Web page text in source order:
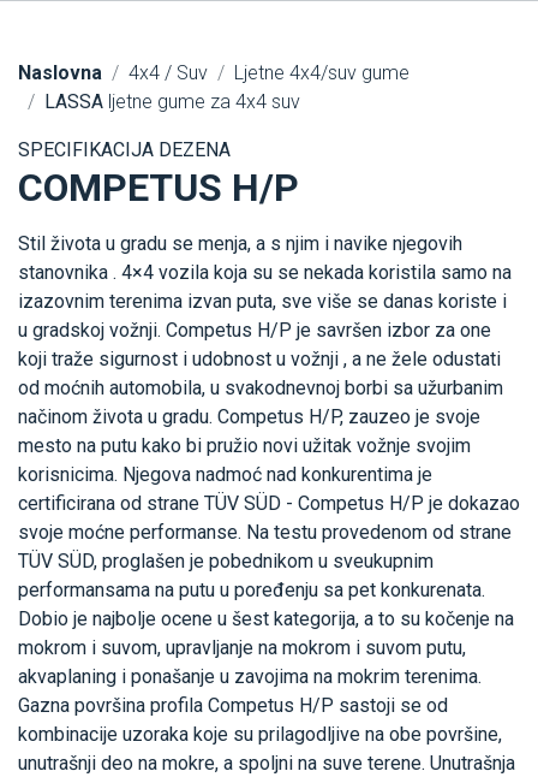
Naslovna 4x4 / Suv
Ljetne 4x4/suv gume
LASSA ljetne gume za 4x4 suv
SPECIFIKACIJA DEZENA
COMPETUS H/P
Stil života u gradu se menja, a s njim i navike njegovih
stanovnika . 4×4 vozila koja su se nekada koristila samo na
izazovnim terenima izvan puta, sve više se danas koriste i
u gradskoj vožnji. Competus H/P je savršen izbor za one
koji traže sigurnost i udobnost u vožnji , a ne žele odustati
od moćnih automobila, u svakodnevnoj borbi sa užurbanim
načinom života u gradu. Competus H/P, zauzeo je svoje
mesto na putu kako bi pružio novi užitak vožnje svojim
korisnicima. Njegova nadmoć nad konkurentima je
certificirana od strane TÜV SÜD - Competus H/P je dokazao
svoje moćne performanse. Na testu provedenom od strane
TÜV SÜD, proglašen je pobednikom u sveukupnim
performansama na putu u poređenju sa pet konkurenata.
Dobio je najbolje ocene u šest kategorija, a to su kočenje na
mokrom i suvom, upravljanje na mokrom i suvom putu,
akvaplaning i ponašanje u zavojima na mokrim terenima.
Gazna površina profila Competus H/P sastoji se od
kombinacije uzoraka koje su prilagodljive na obe površine,
unutrašnji deo na mokre, a spoljni na suve terene. Unutrašnja